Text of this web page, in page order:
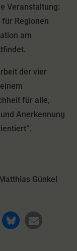
Veranstaltung:
Regionen
am
der vier
für alle,
Anerkennung
Günkel